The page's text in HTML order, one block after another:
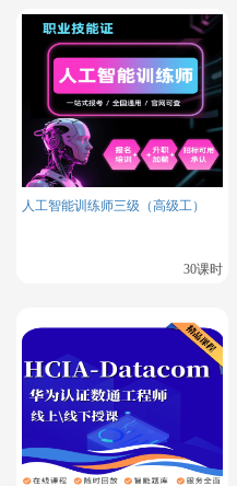
缴费完成后，授权培训认证
知考生具体的考试时间和地
确保无误。
考试费用方面，RHCE的考
为2000元人民币左右。考试
分别在上午和下午进行，总计
RHCE学习资源包
RHCA学习资源包
RHCE考试步骤，详细考试流
RHCE实验环境需要都线下吗？
人工智能训练师三级（高级工）
30课时